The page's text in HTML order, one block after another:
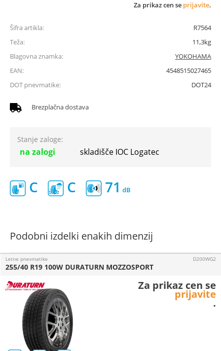
Za prikaz cen se prijavite.
Šifra artikla:
R7564
Teža:
11,3kg
Blagovna znamka:
YOKOHAMA
EAN:
4548515027465
DOT pnevmatike:
DOT24
Brezplačna dostava
Stanje zaloge:
na zalogi skladišče IOC Logatec
C C 71
Podobni izdelki enakih dimenzij
Letne pnevmatike
255/40 R19 100W DURATURN MOZZOSPORT
D200WG2
Za prikaz cen se
prijavite
.